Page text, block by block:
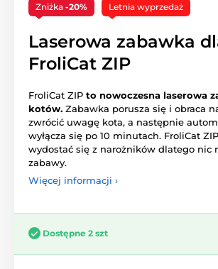
Zniżka -20% Letnia wyprzedaż
Laserowa zabawka
FroliCat ZIP
FroliCat ZIP to nowoczesna laserowa
kotów. Zabawka porusza się i obraca
zwrócić uwagę kota, a następnie
wyłącza się po 10 minutach. FroliCat
wydostać się z narożników dlatego nic
zabawy.
Więcej informacji ›
Dostępne 2 szt